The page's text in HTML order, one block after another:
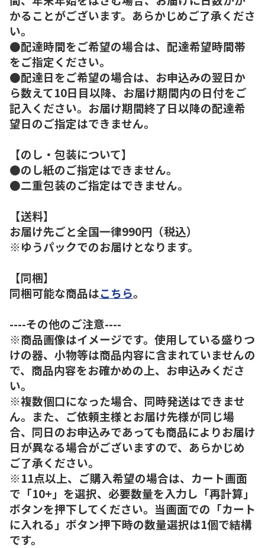
かることがございます。あらかじめご了承くださ
い。
●配達時間をご希望の場合は、配達希望時間帯
をご指定ください。
●配達日をご希望の場合は、お申込みの翌日か
ら数えて10日目以降、お届け期間内の日付をご
記入ください。お届け期間終了日以降の配達希
望日のご指定はできません。
【のし・包装について】
●のし紙のご指定はできません。
●二重包装のご指定はできません。
【送料】
お届け先ごと全国一律990円（税込）
※ゆうパックでのお届けとなります。
【同梱】
同梱可能な商品はこちら。
----その他のご注意----
※商品画像はイメージです。使用している盛りつ
けの器、小物等は商品内容に含まれていませんの
で、商品内容をお確かめの上、お申込みくださ
い。
※複数個口になった場合、同時発送はできませ
ん。また、ご依頼主様とお届け先様が同じ場
合、同日のお申込みであっても商品によりお届け
日が異なる場合がございますので、あらかじめ
ご了承ください。
※11点以上、ご購入希望の場合は、カート画面
で「10+」を選択、必要数量を入力し「再計算」
ボタンを押下してください。当画面での「カート
に入れる」ボタン押下時の数量選択は1個で結構
です。